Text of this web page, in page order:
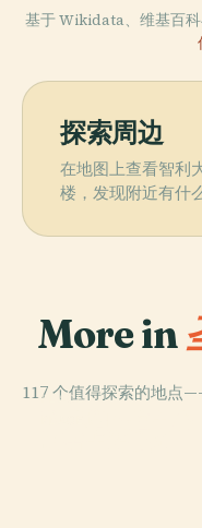
基于 Wikidata、维基百科
探索周边
在地图上查看智利
楼，发现附近有什么
More in
117 个值得探索的地点
PLACE